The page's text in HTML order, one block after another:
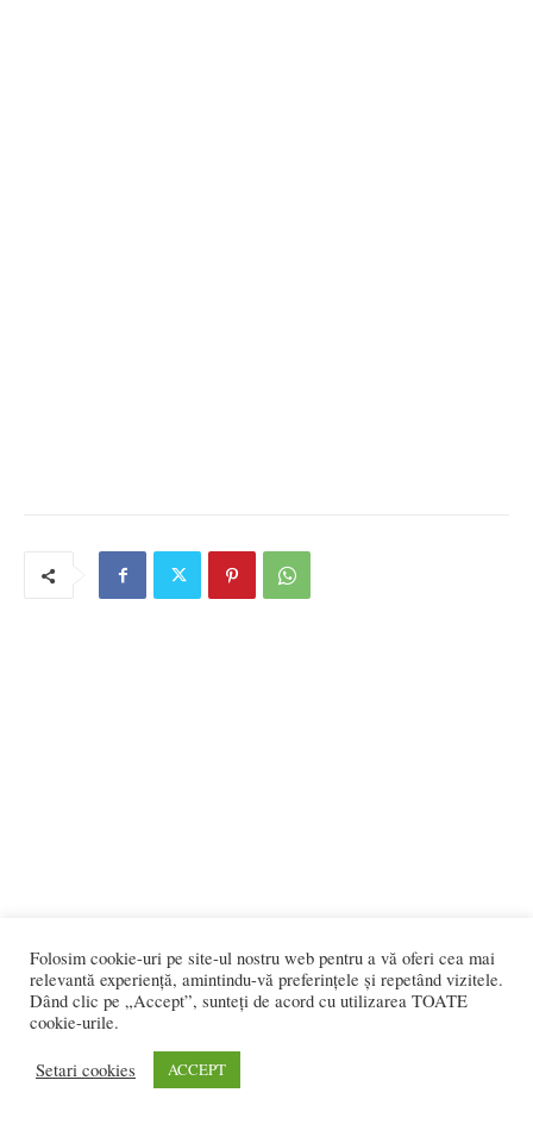
Folosim cookie-uri pe site-ul nostru web pentru a vă oferi cea mai
relevantă experiență, amintindu-vă preferințele și repetând vizitele.
Dând clic pe „Accept”, sunteți de acord cu utilizarea TOATE
cookie-urile.
Setari cookies ACCEPT